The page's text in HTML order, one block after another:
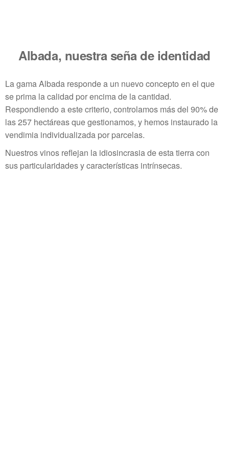
Albada, nuestra seña de identidad
La gama Albada responde a un nuevo concepto en el que
se prima la calidad por encima de la cantidad.
Respondiendo a este criterio, controlamos más del 90% de
las 257 hectáreas que gestionamos, y hemos instaurado la
vendimia individualizada por parcelas.
Nuestros vinos reflejan la idiosincrasia de esta tierra con
sus particularidades y características intrínsecas.